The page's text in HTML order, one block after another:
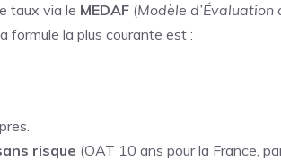
taux via le MEDAF (Modèle
formule la plus courante est :
risque (OAT 10 ans pour la France,